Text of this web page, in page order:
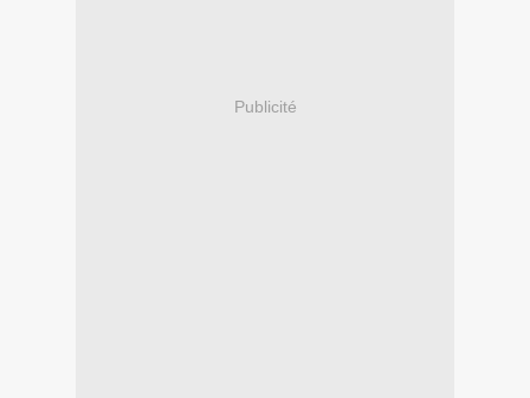
Publicité